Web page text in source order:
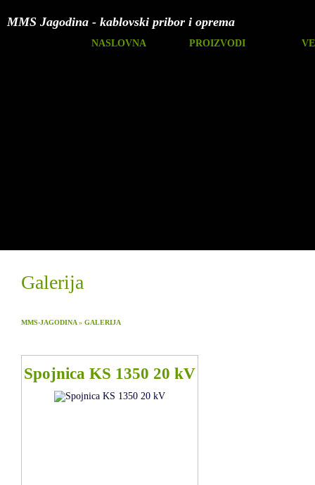
MMS Jagodina - kablovski pribor i oprema
NASLOVNA PROIZVODI
Galerija
MMS-JAGODINA» GALERIJA
Spojnica KS 1350 20 kV